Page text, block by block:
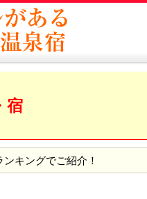
宿
キングでご紹介！